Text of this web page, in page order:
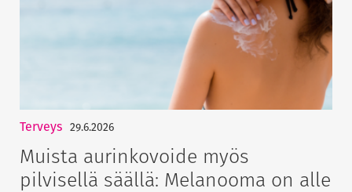
Terveys 29.6.2026
Muista aurinkovoide myös
pilvisellä säällä: Melanooma on alle